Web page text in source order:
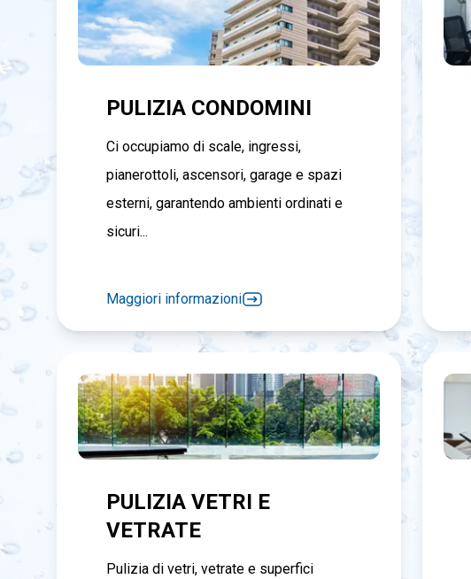
PULIZIA CONDOMINI
Ci occupiamo di scale, ingressi,
pianerottoli, ascensori, garage e spazi
esterni, garantendo ambienti ordinati e
sicuri...
Maggiori informazioni
PULIZIA VETRI E
VETRATE
Pulizia di vetri, vetrate e superfici